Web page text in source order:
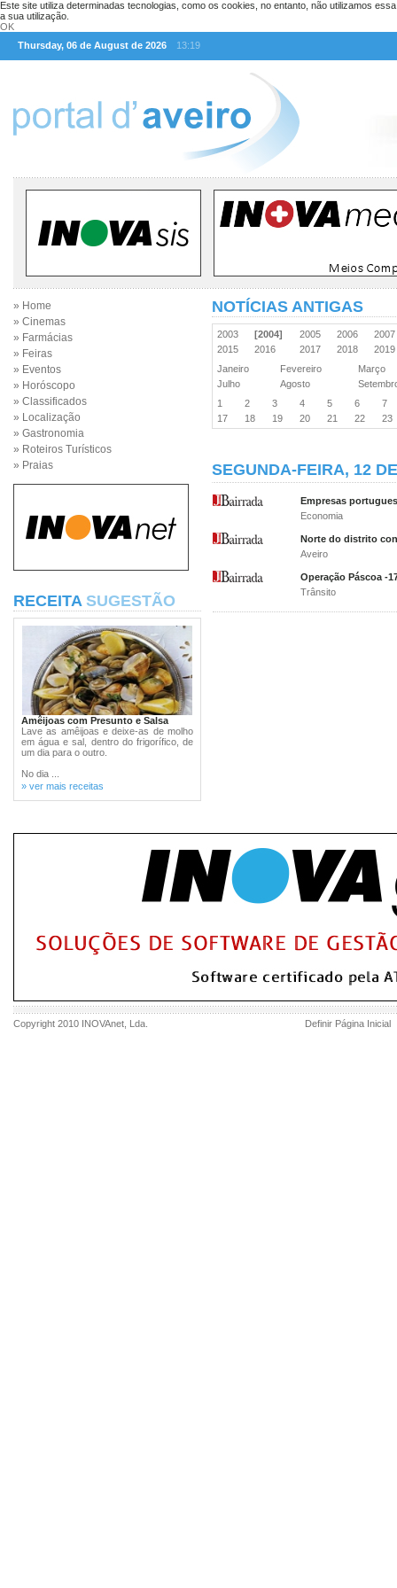
Este site utiliza determinadas tecnologias, como os cookies, no entanto, não utilizamos
a sua utilização.
OK
Thursday, 06 de August de 2026
13:19
» Home
» Cinemas
» Farmácias
» Feiras
» Eventos
» Horóscopo
» Classificados
» Localização
» Gastronomia
» Roteiros Turísticos
» Praias
RECEITA SUGESTÃO
Amêijoas com Presunto e Salsa
Lave as amêijoas e deixe-as de molho
em água e sal, dentro do frigorífico, de
um dia para o outro.
No dia ...
» ver mais receitas
NOTÍCIAS ANTIGAS
2003 [2004] 2005 2006
2015
2016 2017 2018
Janeiro
Fevereiro
Março
Julho
Agosto
1
2 3 4 5 6
7
17
18 19 20 21 22 23
SEGUNDA-FEIRA, 12
Empresas
Economia
Norte do distrito
Aveiro
Operação Páscoa -
Trânsito
Copyright 2010 INOVAnet , Lda. Definir Página Inicial